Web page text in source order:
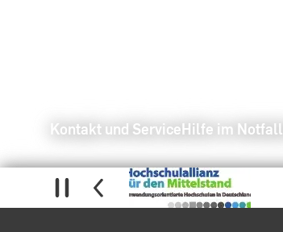
Kontakt und ServiceHilfe im Notfall